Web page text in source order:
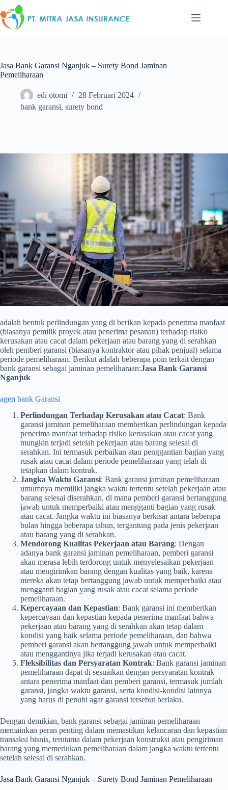
to
content
Jasa Bank Garansi Nganjuk – Surety Bond Jaminan
Pemeliharaan
edi otomi
28 Februari 2024
bank garansi, surety bond
adalah bentuk perlindungan yang di berikan kepada penerima manfaat
(biasanya pemilik proyek atau penerima pesanan) terhadap risiko
kerusakan atau cacat dalam pekerjaan atau barang yang di serahkan
oleh pemberi garansi (biasanya kontraktor atau pihak penjual) selama
periode pemeliharaan. Berikut adalah beberapa poin terkait dengan
bank garansi sebagai jaminan pemeliharaan:Jasa Bank Garansi
Nganjuk
agen bank Garansi
Perlindungan Terhadap Kerusakan atau Cacat: Bank
garansi jaminan pemeliharaan memberikan perlindungan kepada
penerima manfaat terhadap risiko kerusakan atau cacat yang
mungkin terjadi setelah pekerjaan atau barang selesai di
serahkan. Ini termasuk perbaikan atau penggantian bagian yang
rusak atau cacat dalam periode pemeliharaan yang telah di
tetapkan dalam kontrak.
Jangka Waktu Garansi: Bank garansi jaminan pemeliharaan
umumnya memiliki jangka waktu tertentu setelah pekerjaan atau
barang selesai diserahkan, di mana pemberi garansi bertanggung
jawab untuk memperbaiki atau mengganti bagian yang rusak
atau cacat. Jangka waktu ini biasanya berkisar antara beberapa
bulan hingga beberapa tahun, tergantung pada jenis pekerjaan
atau barang yang di serahkan.
Mendorong Kualitas Pekerjaan atau Barang: Dengan
adanya bank garansi jaminan pemeliharaan, pemberi garansi
akan merasa lebih terdorong untuk menyelesaikan pekerjaan
atau mengirimkan barang dengan kualitas yang baik, karena
mereka akan tetap bertanggung jawab untuk memperbaiki atau
mengganti bagian yang rusak atau cacat selama periode
pemeliharaan.
Kepercayaan dan Kepastian: Bank garansi ini memberikan
kepercayaan dan kepastian kepada penerima manfaat bahwa
pekerjaan atau barang yang di serahkan akan tetap dalam
kondisi yang baik selama periode pemeliharaan, dan bahwa
pemberi garansi akan bertanggung jawab untuk memperbaiki
atau menggantinya jika terjadi kerusakan atau cacat.
Fleksibilitas dan Persyaratan Kontrak: Bank garansi jaminan
pemeliharaan dapat di sesuaikan dengan persyaratan kontrak
antara penerima manfaat dan pemberi garansi, termasuk jumlah
garansi, jangka waktu garansi, serta kondisi-kondisi lainnya
yang harus di penuhi agar garansi tersebut berlaku.
Dengan demikian, bank garansi sebagai jaminan pemeliharaan
memainkan peran penting dalam memastikan kelancaran dan kepastian
transaksi bisnis, terutama dalam pekerjaan konstruksi atau pengiriman
barang yang memerlukan pemeliharaan dalam jangka waktu tertentu
setelah selesai di serahkan.
Jasa Bank Garansi Nganjuk – Surety Bond Jaminan Pemeliharaan